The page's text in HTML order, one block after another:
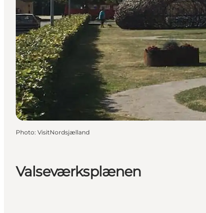
Valseværksplænen
Photo: VisitNordsjælland